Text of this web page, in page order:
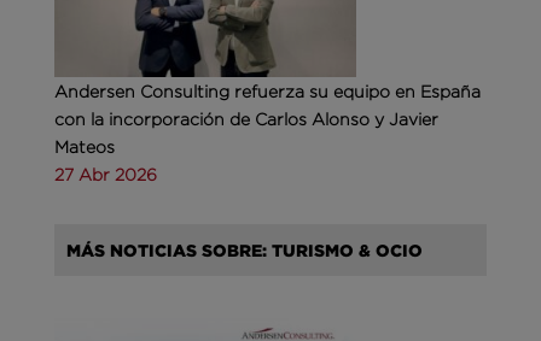
Andersen Consulting refuerza su equipo en España
con la incorporación de Carlos Alonso y Javier
Mateos
27 Abr 2026
MÁS NOTICIAS SOBRE: TURISMO & OCIO